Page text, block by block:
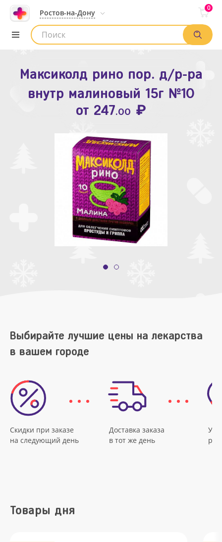
Ростов-на-Дону
0
Список аптек
Максиколд рино пор. д/р-ра
внутр малиновый 15г №10
от 247.00 ₽
Зодак таб. п.п.о. 10мг №10
от109.80 ₽
Выбирайте лучшие цены на лекарства
в вашем городе
Скидки при заказе
на следующий день
Доставка заказа
в тот же день
Товары дня